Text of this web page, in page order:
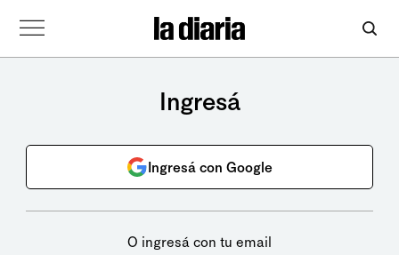
Ingresá
Ingresá con Google
O ingresá con tu email